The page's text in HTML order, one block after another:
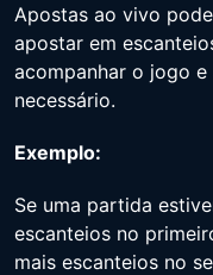
Apostas ao vivo
apostar em
acompanhar o jogo
necessário.
Exemplo:
Se uma partida
escanteios no
mais escanteios no